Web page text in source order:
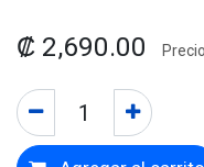
₡ 2,690.00